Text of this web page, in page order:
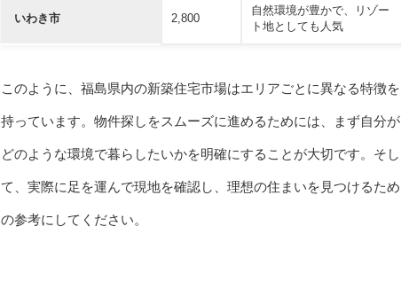
いわき市 2,800
自然環境が豊かで、リゾー
ト地としても人気
このように、福島県内の新築住宅市場はエリアごとに異なる特徴を
持っています。物件探しをスムーズに進めるためには、まず自分が
どのような環境で暮らしたいかを明確にすることが大切です。そし
て、実際に足を運んで現地を確認し、理想の住まいを見つけるため
の参考にしてください。